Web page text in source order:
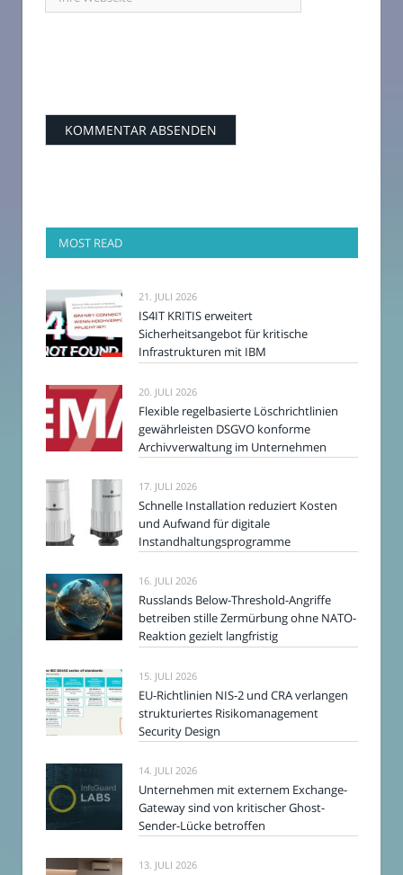
MOST READ
21. JULI 2026
IS4IT KRITIS erweitert
Sicherheitsangebot für kritische
Infrastrukturen mit IBM
20. JULI 2026
Flexible regelbasierte Löschrichtlinien
gewährleisten DSGVO konforme
Archivverwaltung im Unternehmen
17. JULI 2026
Schnelle Installation reduziert Kosten
und Aufwand für digitale
Instandhaltungsprogramme
16. JULI 2026
Russlands Below-Threshold-Angriffe
betreiben stille Zermürbung ohne NATO-
Reaktion gezielt langfristig
15. JULI 2026
EU-Richtlinien NIS-2 und CRA verlangen
strukturiertes Risikomanagement
Security Design
14. JULI 2026
Unternehmen mit externem Exchange-
Gateway sind von kritischer Ghost-
Sender-Lücke betroffen
13. JULI 2026